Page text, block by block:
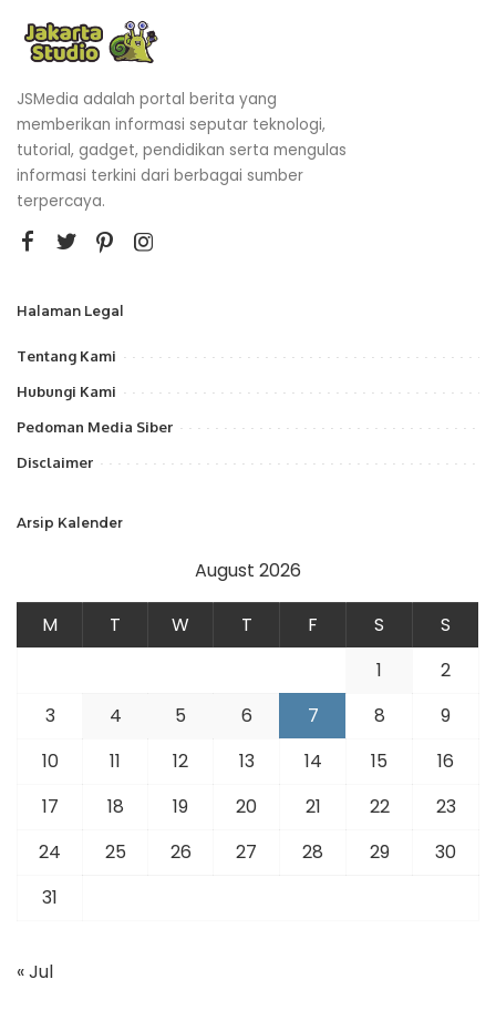
JSMedia adalah portal berita yang
memberikan informasi seputar teknologi,
tutorial, gadget, pendidikan serta mengulas
informasi terkini dari berbagai sumber
terpercaya.
Halaman Legal
Tentang Kami
Hubungi Kami
Pedoman Media Siber
Disclaimer
Arsip Kalender
August 2026
M T W T F S
S
1
2
3
4 5 6 7 8
9
10
11 12 13 14 15
16
17
18 19 20 21 22
23
24
25 26 27 28 29
30
31
« Jul